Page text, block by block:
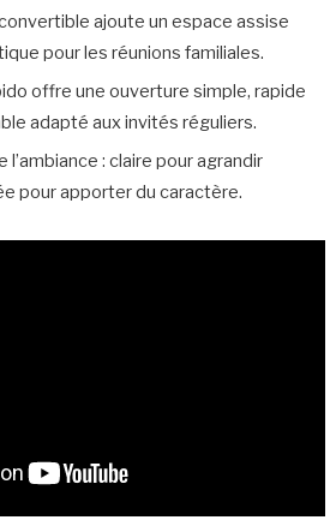
ajoute un espace assise
pour les réunions familiales.
offre une ouverture simple, rapide
adapté aux invités réguliers.
l’ambiance : claire pour agrandir
pour apporter du caractère.